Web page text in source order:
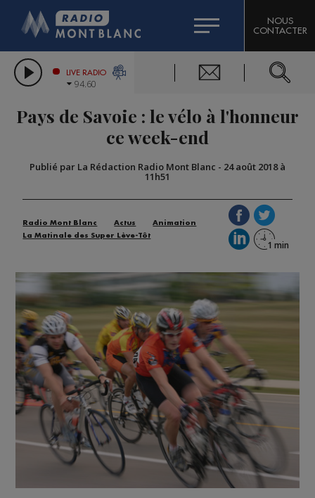
LES CHRONIQUES DE L'EXPERT
CITIZEN MACHINERY
GRAND MASSIF DOMAINES SKIABLES
BIGARD
COMPAGNIE DU MONT-BLANC
NOUS
CONTACTER
LIVE RADIO
94.60
Pays de Savoie : le vélo à l'honneur
ce week-end
Publié par La Rédaction Radio Mont Blanc - 24 août 2018 à
11h51
Radio Mont Blanc Actus
Animation
La Matinale des Super Lève-Tôt